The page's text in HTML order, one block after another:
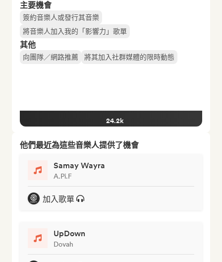
主要機會
簽約音樂人或發行其音樂
將音樂人加入我的「影響力」歌單
其他
向團隊／網路推薦 將其加入社群媒體的限時動態
24.2k
他們最近為這些音樂人提供了機會
Samay Wayra
A.Pi.F
加入歌單
UpDown
Dovah